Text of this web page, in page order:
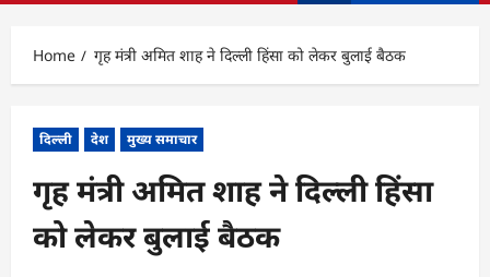
Home गृह मंत्री अमित शाह ने दिल्ली हिंसा को लेकर बुलाई बैठक
दिल्ली देश मुख्य समाचार
गृह मंत्री अमित शाह ने दिल्ली हिंसा
को लेकर बुलाई बैठक